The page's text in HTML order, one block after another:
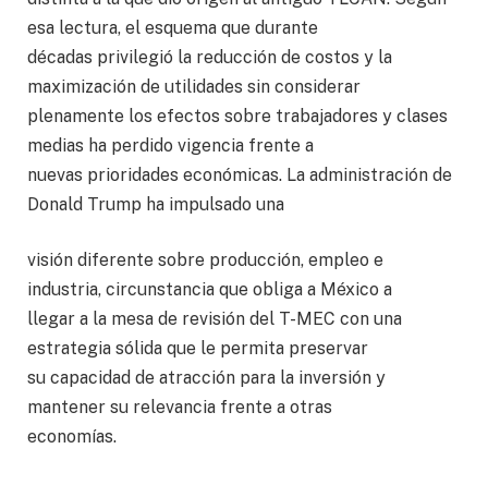
esa lectura, el esquema que durante
décadas privilegió la reducción de costos y la
maximización de utilidades sin considerar
plenamente los efectos sobre trabajadores y clases
medias ha perdido vigencia frente a
nuevas prioridades económicas. La administración de
Donald Trump ha impulsado una
visión diferente sobre producción, empleo e
industria, circunstancia que obliga a México a
llegar a la mesa de revisión del T-MEC con una
estrategia sólida que le permita preservar
su capacidad de atracción para la inversión y
mantener su relevancia frente a otras
economías.